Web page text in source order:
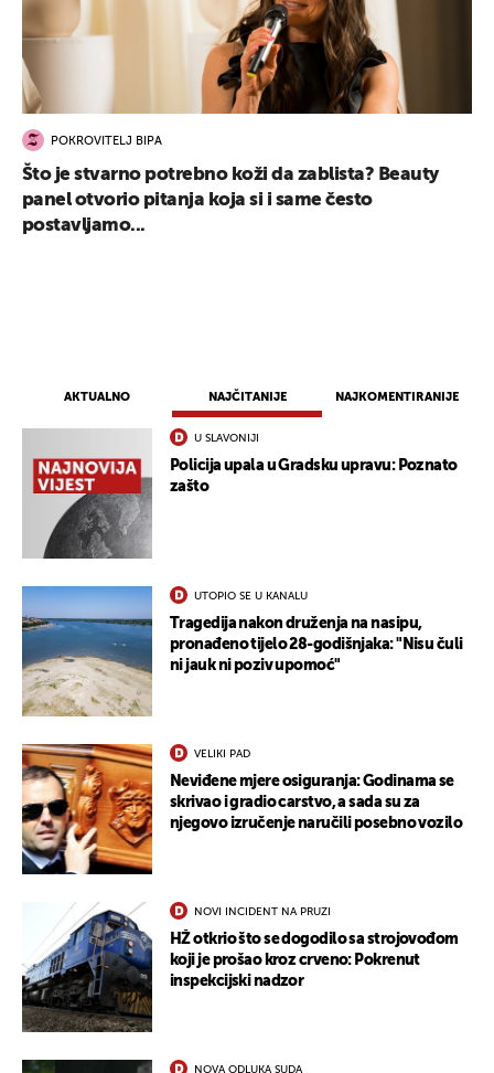
AKTUALNO NAJČITANIJE NAJKOMENTIRANIJE
U SLAVONIJI
Policija upala u Gradsku upravu: Poznato
zašto
UTOPIO SE U KANALU
Tragedija nakon druženja na nasipu,
pronađeno tijelo 28-godišnjaka: "Nisu čuli
ni jauk ni poziv upomoć"
VELIKI PAD
Neviđene mjere osiguranja: Godinama se
skrivao i gradio carstvo, a sada su za
njegovo izručenje naručili posebno vozilo
NOVI INCIDENT NA PRUZI
HŽ otkrio što se dogodilo sa strojovođom
koji je prošao kroz crveno: Pokrenut
inspekcijski nadzor
NOVA ODLUKA SUDA
POKROVITELJ BIPA
Što je stvarno potrebno koži da zablista? Beauty
panel otvorio pitanja koja si i same često
postavljamo...